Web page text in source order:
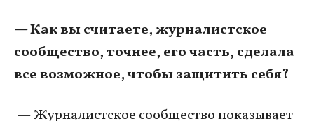
— Как вы считаете, журналистское
сообщество, точнее, его часть, сделала
все возможное, чтобы защитить себя?
— Журналистское сообщество показывает